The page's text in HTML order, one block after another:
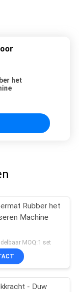
het
Rubber het
Machine
MOQ:1 set
- Duw